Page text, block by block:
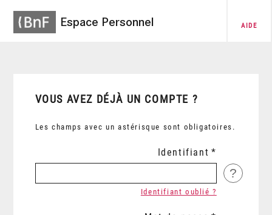
Espace Personnel AIDE
VOUS AVEZ DÉJÀ UN COMPTE ?
Les champs avec un astérisque sont obligatoires.
Identifiant
?
Identifiant oublié ?